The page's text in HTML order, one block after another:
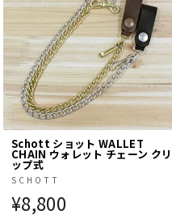
Schott ショット WALLET
CHAIN ウォレット チェーン クリ
ップ式
SCHOTT
¥8,800